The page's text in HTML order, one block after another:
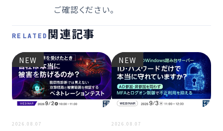
ご確認ください。
RELATED 関連記事
NEW
2026.08.07
NEW
2026.08.07